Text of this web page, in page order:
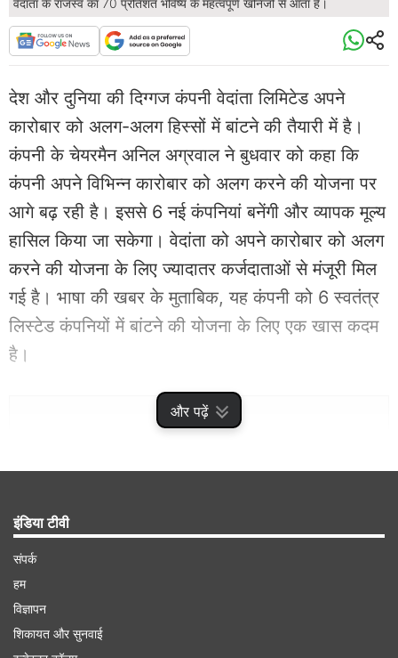
और पढ़ें
देश और दुनिया की दिग्गज कंपनी वेदांता लिमिटेड अपने
कारोबार को अलग-अलग हिस्सों में बांटने की तैयारी में है।
कंपनी के चेयरमैन अनिल अग्रवाल ने बुधवार को कहा कि
कंपनी अपने विभिन्न कारोबार को अलग करने की योजना पर
आगे बढ़ रही है। इससे 6 नई कंपनियां बनेंगी और व्यापक मूल्य
हासिल किया जा सकेगा। वेदांता को अपने कारोबार को अलग
करने की योजना के लिए ज्यादातर कर्जदाताओं से मंजूरी मिल
गई है। भाषा की खबर के मुताबिक, यह कंपनी को 6 स्वतंत्र
लिस्टेड कंपनियों में बांटने की योजना के लिए एक खास कदम
है।
Advertisement
इंडिया टीवी
संपर्क
हम
विज्ञापन
शिकायत और सुनवाई